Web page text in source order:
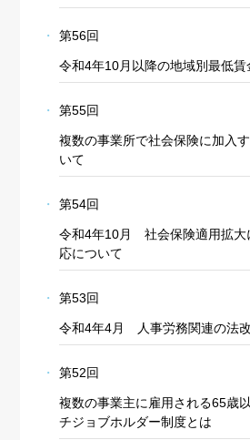
第56回
令和4年10月以降の地域別最低賃
第55回
複数の事業所で社会保険に加入
いて
第54回
令和4年10月 社会保険適用拡大
応について
第53回
令和4年4月 人事労務関連の法
第52回
複数の事業主に雇用される65歳
チジョブホルダー制度とは